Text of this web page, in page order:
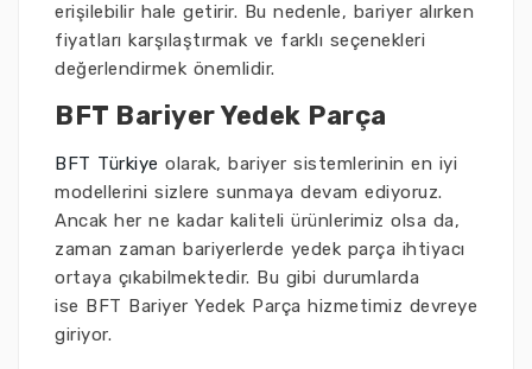
erişilebilir hale getirir. Bu nedenle, bariyer alırken
fiyatları karşılaştırmak ve farklı seçenekleri
değerlendirmek önemlidir.
BFT Bariyer Yedek Parça
BFT Türkiye olarak, bariyer sistemlerinin en iyi
modellerini sizlere sunmaya devam ediyoruz.
Ancak her ne kadar kaliteli ürünlerimiz olsa da,
zaman zaman bariyerlerde yedek parça ihtiyacı
ortaya çıkabilmektedir. Bu gibi durumlarda
ise BFT Bariyer Yedek Parça hizmetimiz devreye
giriyor.